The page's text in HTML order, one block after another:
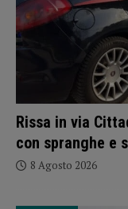
Rissa in via
con spranghe e
8 Agosto 2026